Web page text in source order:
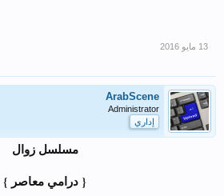
ArabScene
Administrator
إداري
مسلسل زوال
{ درامي معاصر }